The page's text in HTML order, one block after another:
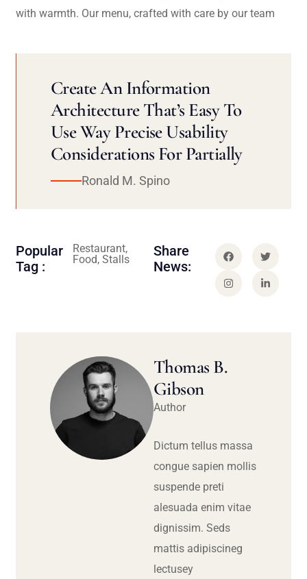
with warmth. Our menu, crafted with care by our team
Create An Information
Architecture That’s Easy To
Use Way Precise Usability
Considerations For Partially
Ronald M. Spino
Popular
Tag :
Restaurant,
Food, Stalls
Share
News:
Thomas B.
Gibson
Author
Dictum tellus massa
congue sapien mollis
suspende preti
alesuada enim vitae
dignissim. Seds
mattis adipiscineg
lectusey